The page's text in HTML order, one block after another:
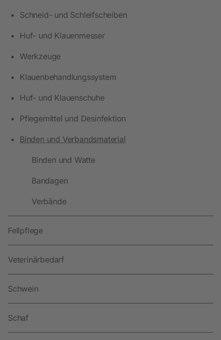
Schneid- und Schleifscheiben
Huf- und Klauenmesser
Werkzeuge
Klauenbehandlungssystem
Huf- und Klauenschuhe
Pflegemittel und Desinfektion
Binden und Verbandsmaterial
Binden und Watte
Bandagen
Verbände
Fellpflege
Veterinärbedarf
Schwein
Schaf